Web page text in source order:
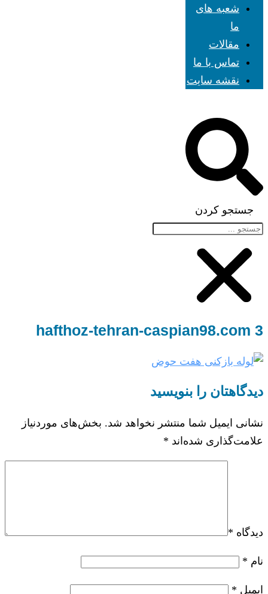
شعبه های
ما
مقالات
تماس با ما
نقشه سایت
جستجو کردن
hafthoz-tehran-caspian98.com 3
دیدگاهتان را بنویسید
نشانی ایمیل شما منتشر نخواهد شد. بخش‌های موردنیاز
علامت‌گذاری شده‌اند *
دیدگاه *
نام *
ایمیل *